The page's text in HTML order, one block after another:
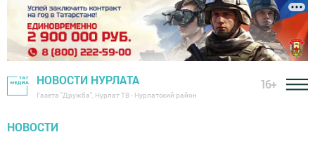
НОВОСТИ НУРЛАТА
Газета "Дружба", Нурлат ТВ - Нурлатский район
16+
НОВОСТИ